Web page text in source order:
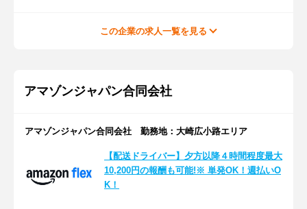
この企業の求人一覧を見る
アマゾンジャパン合同会社
アマゾンジャパン合同会社 勤務地：大崎広小路エリア
【配送ドライバー】夕方以降４時間程度最大
10,200円の報酬も可能!※ 単発OK！週払いO
K！